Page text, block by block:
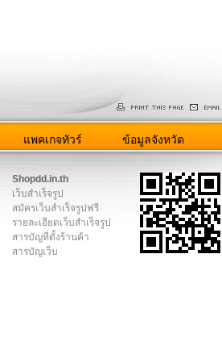
แพคเกจทัวร์ ข้อมูลจังหวัด
Shopdd.in.th
เว็บสำเร็จรูป
สมัครเว็บสำเร็จรูปฟรี
รายละเอียดเว็บสำเร็จรูป
สารบัญที่ตั้งร้านค้า
สารบัญเว็บ